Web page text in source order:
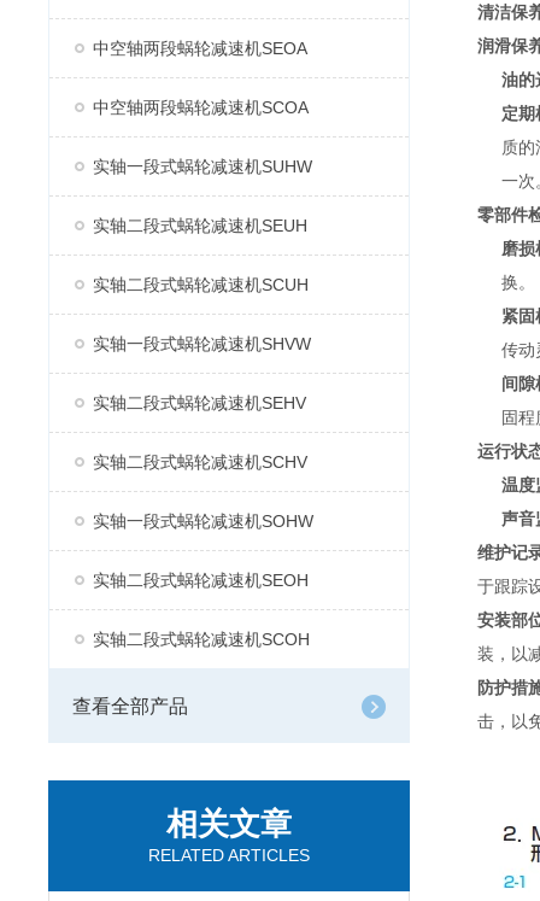
中空轴两段蜗轮减速机SEOA
中空轴两段蜗轮减速机SCOA
实轴一段式蜗轮减速机SUHW
实轴二段式蜗轮减速机SEUH
实轴二段式蜗轮减速机SCUH
实轴一段式蜗轮减速机SHVW
实轴二段式蜗轮减速机SEHV
实轴二段式蜗轮减速机SCHV
实轴一段式蜗轮减速机SOHW
实轴二段式蜗轮减速机SEOH
实轴二段式蜗轮减速机SCOH
查看全部产品
相关文章
RELATED ARTICLES
清洁保
润滑保
油的
定期
质
一次
零部件
磨损
换。
紧固
传动
间隙
固
运行状
温度
声音
维护记
于跟踪
安装部
装，以
防护措
击，以